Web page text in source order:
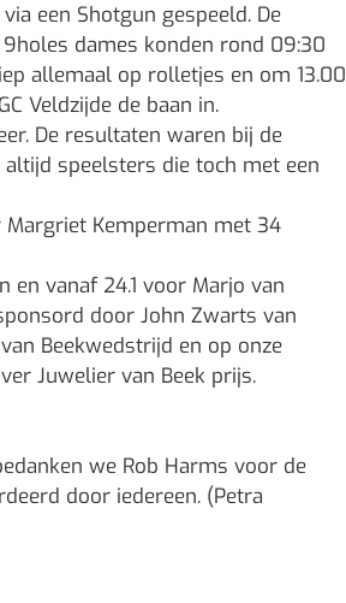
een Shotgun gespeeld. De
dames konden rond 09:30
allemaal op rolletjes en om 13.00
Veldzijde de baan in.
De resultaten waren bij de
speelsters die toch met een
Kemperman met 34
en vanaf 24.1 voor Marjo van
door John Zwarts van
Beekwedstrijd en op onze
Juwelier van Beek prijs.
we Rob Harms voor de
door iedereen. (Petra